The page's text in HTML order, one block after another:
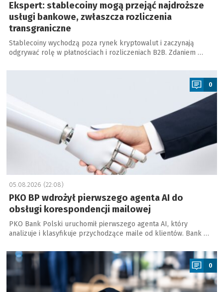
Ekspert: stablecoiny mogą przejąć najdroższe
usługi bankowe, zwłaszcza rozliczenia
transgraniczne
Stablecoiny wychodzą poza rynek kryptowalut i zaczynają
odgrywać rolę w płatnościach i rozliczeniach B2B. Zdaniem …
a
0
05.08.2026 (22:08)
PKO BP wdrożył pierwszego agenta AI do
obsługi korespondencji mailowej
PKO Bank Polski uruchomił pierwszego agenta AI, który
analizuje i klasyfikuje przychodzące maile od klientów. Bank …
a
0